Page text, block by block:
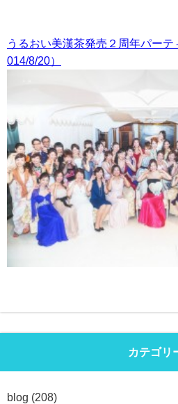
うるおい美漢茶発売２周年パー
014/8/20）
カテゴリ
blog (208)